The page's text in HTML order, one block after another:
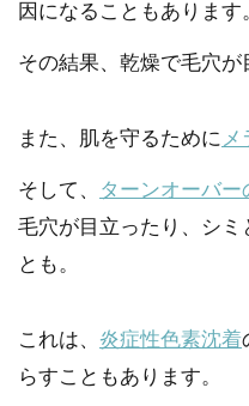
因になることもあります
その結果、乾燥で毛穴が
また、肌を守るために メ
そして、 ターンオーバー
毛穴が目立ったり、シミ
とも。
これは、 炎症性色素沈着
らすこともあります。